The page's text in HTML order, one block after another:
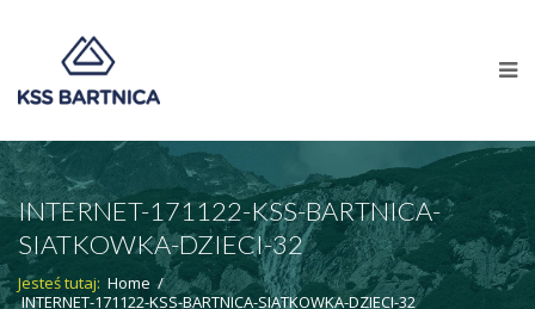
INTERNET-171122-KSS-BARTNICA-
SIATKOWKA-DZIECI-32
Jesteś tutaj: Home /
INTERNET-171122-KSS-BARTNICA-SIATKOWKA-DZIECI-32